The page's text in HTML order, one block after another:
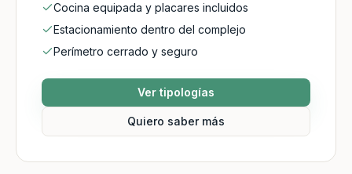
Cocina equipada y placares incluidos
Estacionamiento dentro del complejo
Perímetro cerrado y seguro
Ver tipologías
Quiero saber más